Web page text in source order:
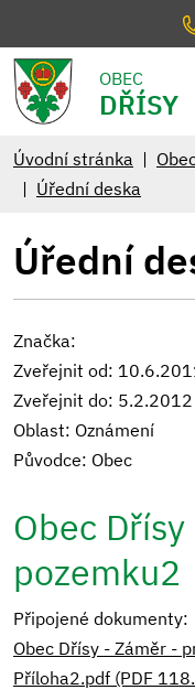
OBEC
DŘÍSY
Úvodní stránka
Úřední deska
Úřední
Značka:
Zveřejnit od:
Zveřejnit do: 5.2.2012
Oblast: Oznámení
Původce: Obec
Obec
pozemku2
Připojené dokumenty:
Obec Dřísy - Záměr -
Příloha2.pdf (PDF